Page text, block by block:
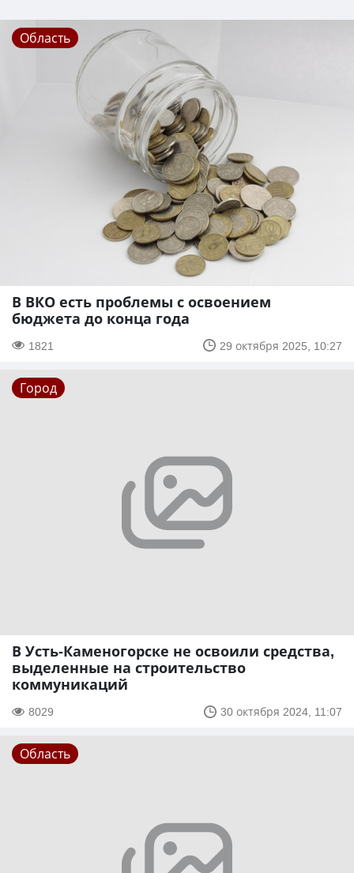
Область
В ВКО есть проблемы с освоением
бюджета до конца года
1821 29 октября 2025, 10:27
Город
В Усть-Каменогорске не освоили средства,
выделенные на строительство
коммуникаций
8029 30 октября 2024, 11:07
Область